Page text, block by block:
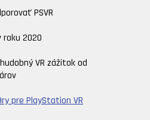
PSVR
roku 2020
VR zážitok od
pre PlayStation VR